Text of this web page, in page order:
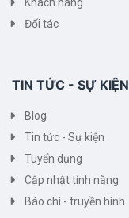
Đối tác
TIN TỨC - SỰ KIỆN
Blog
Tin tức - Sự kiện
Tuyển dụng
Cập nhật tính năng
Báo chí - truyền hình